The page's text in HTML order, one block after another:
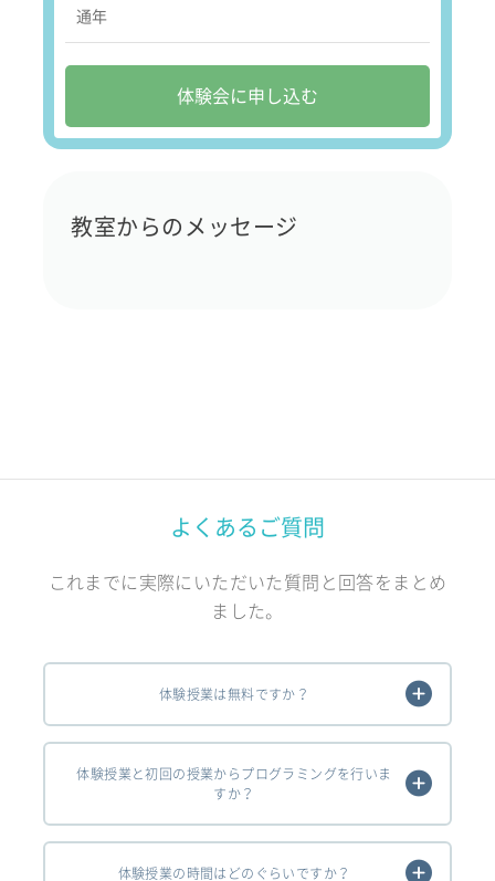
通年
体験会に申し込む
教室からのメッセージ
よくあるご質問
これまでに実際にいただいた質問と回答をまとめ
ました。
体験授業は無料ですか？
体験授業と初回の授業からプログラミングを行いま
すか？
体験授業の時間はどのぐらいですか？